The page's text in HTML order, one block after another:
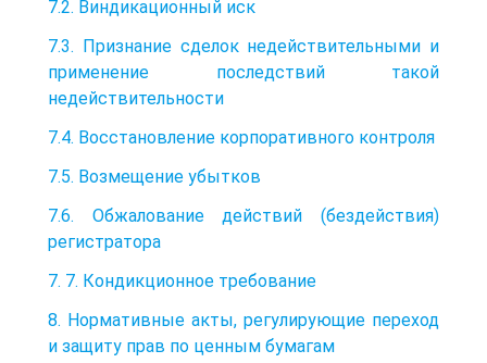
7.2. Виндикационный иск
7.3. Признание сделок недействительными и
применение последствий такой
недействительности
7.4. Восстановление корпоративного контроля
7.5. Возмещение убытков
7.6. Обжалование действий (бездействия)
регистратора
7. 7. Кондикционное требование
8. Нормативные акты, регулирующие переход
и защиту прав по ценным бумагам